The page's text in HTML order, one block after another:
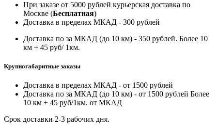
При заказе от 5000 рублей курьерская доставка по
Москве (Бесплатная)
Доставка в пределах МКАД - 300 рублей
Доставка по за МКАД (до 10 км) - 350 рублей. Более 10
км + 45 руб/ 1км.
Крупногабаритные заказы
Доставка в пределах МКАД - от 1500 рублей
Доставка по за МКАД (до 10 км) - от 1500 рублей Более
10 км + 45 руб/1км. от МКАД
Срок доставки 2-3 рабочих дня.